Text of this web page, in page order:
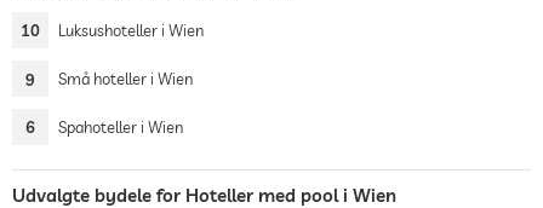
10 Luksushoteller i Wien
9 Små hoteller i Wien
6 Spahoteller i Wien
Udvalgte bydele for Hoteller med pool i Wien